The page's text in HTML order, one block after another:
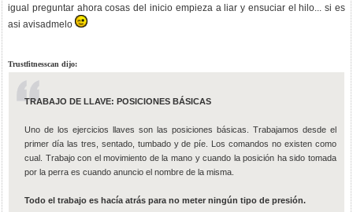
igual preguntar ahora cosas del inicio empieza a liar y ensuciar el hilo... si es
asi avisadmelo
Trustfitnesscan dijo:
TRABAJO DE LLAVE: POSICIONES BÁSICAS
Uno de los ejercicios llaves son las posiciones básicas. Trabajamos desde el
primer día las tres, sentado, tumbado y de píe. Los comandos no existen como
cual. Trabajo con el movimiento de la mano y cuando la posición ha sido tomada
por la perra es cuando anuncio el nombre de la misma.
Todo el trabajo es hacía atrás para no meter ningún tipo de presión.